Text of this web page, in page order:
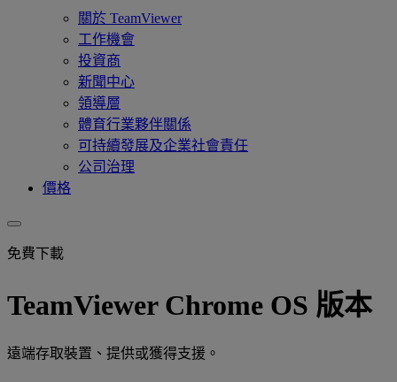
關於 TeamViewer
工作機會
投資商
新聞中心
領導層
體育行業夥伴關係
可持續發展及企業社會責任
公司治理
價格
免費下載
TeamViewer Chrome OS 版本
遠端存取裝置、提供或獲得支援。